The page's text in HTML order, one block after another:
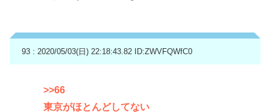
93 : 2020/05/03(日) 22:18:43.82 ID:ZWVFQWfC0
>>66
東京がほとんどしてない